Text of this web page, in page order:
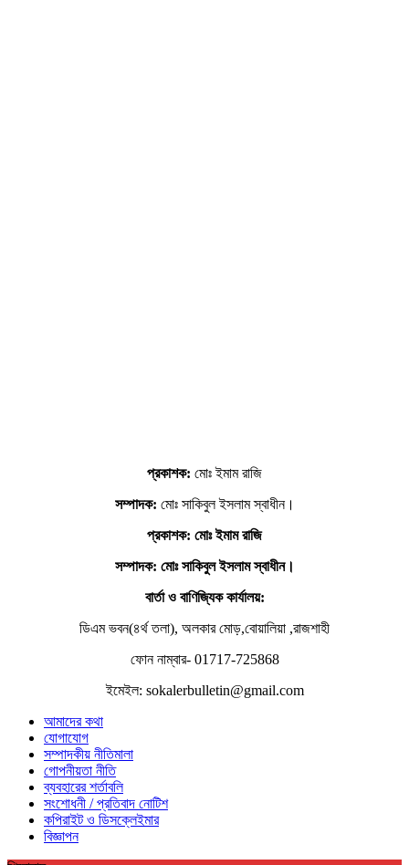
প্রকাশক: মোঃ ইমাম রাজি
সম্পাদক: মোঃ সাকিবুল ইসলাম স্বাধীন।
প্রকাশক: মোঃ ইমাম রাজি
সম্পাদক: মোঃ সাকিবুল ইসলাম স্বাধীন।
বার্তা ও বাণিজ্যিক কার্যালয়:
ডিএম ভবন(৪র্থ তলা), অলকার মোড়,বোয়ালিয়া ,রাজশাহী
ফোন নাম্বার- 01717-725868
ইমেইল: sokalerbulletin@gmail.com
আমাদের কথা
যোগাযোগ
সম্পাদকীয় নীতিমালা
গোপনীয়তা নীতি
ব্যবহারের শর্তাবলি
সংশোধনী / প্রতিবাদ নোটিশ
কপিরাইট ও ডিসক্লেইমার
বিজ্ঞাপন